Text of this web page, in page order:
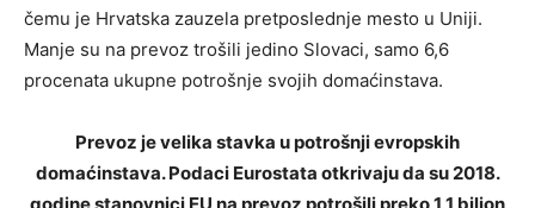
čemu je Hrvatska zauzela pretposlednje mesto u Uniji.
Manje su na prevoz trošili jedino Slovaci, samo 6,6
procenata ukupne potrošnje svojih domaćinstava.
Prevoz je velika stavka u potrošnji evropskih
domaćinstava. Podaci Eurostata otkrivaju da su 2018.